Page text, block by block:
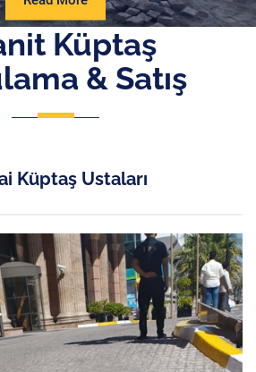
More
Küptaş
& Satış
Küptaş Ustaları